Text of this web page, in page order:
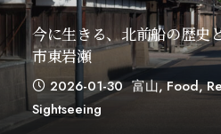
今に生きる、北前船の歴史
市東岩瀬
2026-01-30 富山,Food,
Sightseeing